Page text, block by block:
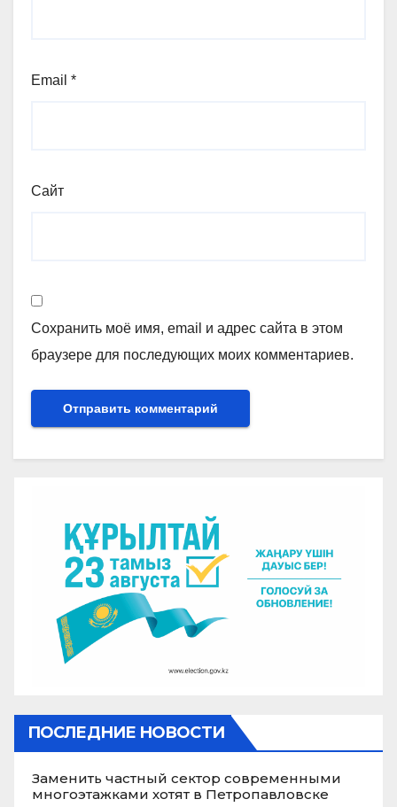
Email *
Сайт
Сохранить моё имя, email и адрес сайта в этом
браузере для последующих моих комментариев.
ПОСЛЕДНИЕ НОВОСТИ
Заменить частный сектор современными
многоэтажками хотят в Петропавловске